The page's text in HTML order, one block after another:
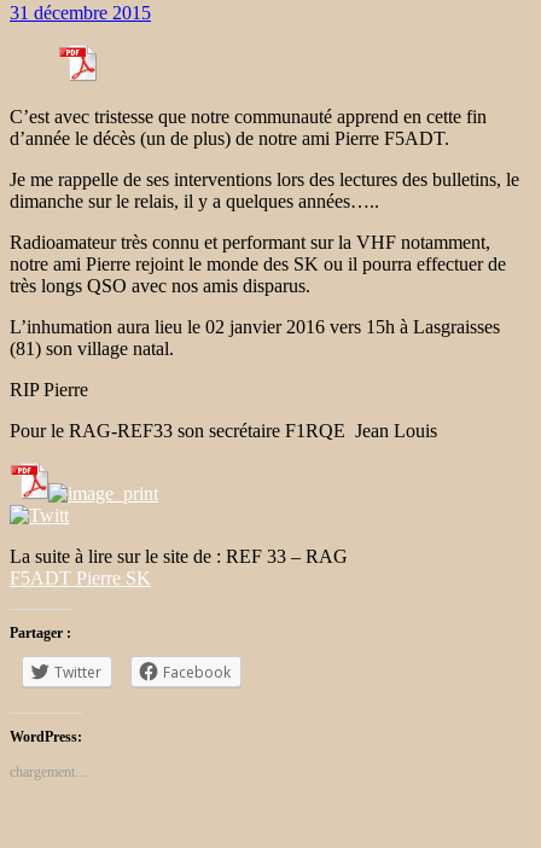
31 décembre 2015
C’est avec tristesse que notre communauté apprend en cette fin
d’année le décès (un de plus) de notre ami Pierre F5ADT.
Je me rappelle de ses interventions lors des lectures des bulletins, le
dimanche sur le relais, il y a quelques années…..
Radioamateur très connu et performant sur la VHF notamment,
notre ami Pierre rejoint le monde des SK ou il pourra effectuer de
très longs QSO avec nos amis disparus.
L’inhumation aura lieu le 02 janvier 2016 vers 15h à Lasgraisses
(81) son village natal.
RIP Pierre
Pour le RAG-REF33 son secrétaire F1RQE Jean Louis
La suite à lire sur le site de : REF 33 – RAG
F5ADT Pierre SK
Partager :
Twitter Facebook
WordPress:
chargement…